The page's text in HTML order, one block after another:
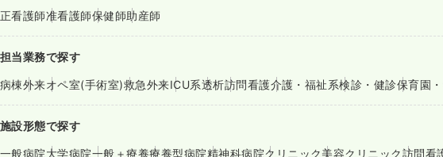
正看護師准看護師保健師助産師
担当業務で探す
病棟外来オペ室(手術室)救急外来ICU系透析訪問看護介護・福祉系検診・健診保育園
施設形態で探す
一般病院大学病院一般＋療養療養型病院精神科病院クリニック美容クリニック訪問看